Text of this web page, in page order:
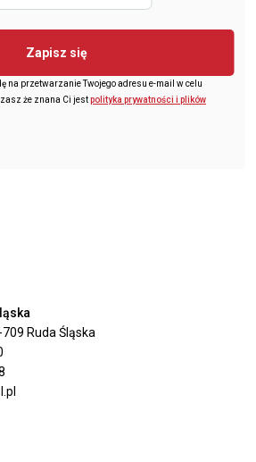
Zapisz się
na przetwarzanie Twojego adresu e-mail w celu
że znana Ci jestpolityka prywatności i plików
Ruda Śląska